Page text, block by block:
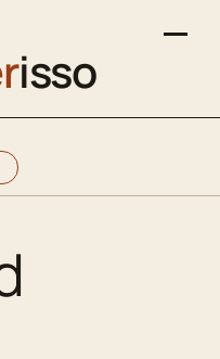
isso